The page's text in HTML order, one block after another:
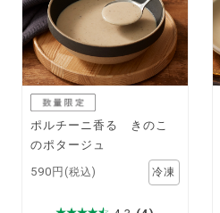
ポルチーニ香る きのこ
のポタージュ
590円 (税込)